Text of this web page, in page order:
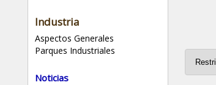
Industria
Aspectos Generales
Parques Industriales
Noticias